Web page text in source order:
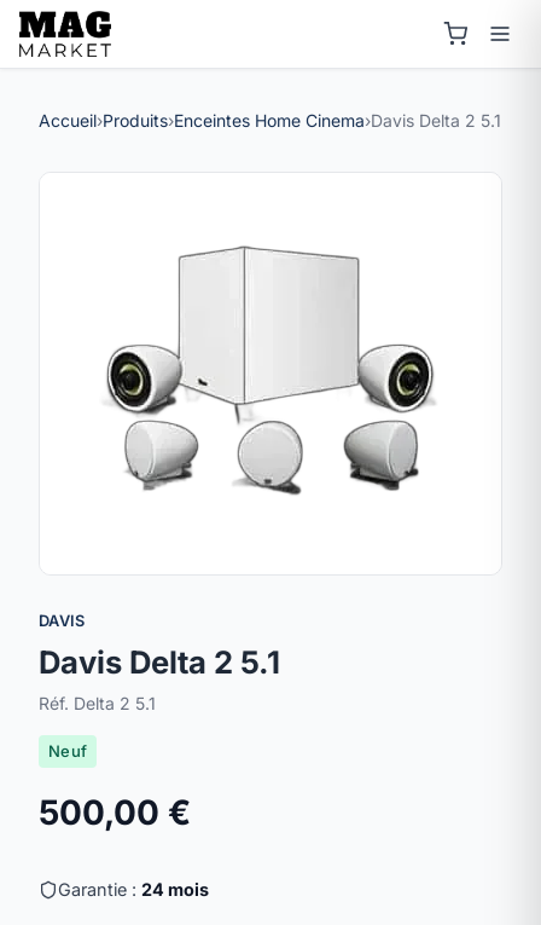
Accueil›Produits›Enceintes Home Cinema›Davis Delta 2 5.1
DAVIS
Davis Delta 2 5.1
Réf. Delta 2 5.1
Neuf
500,00 €
Garantie : 24 mois